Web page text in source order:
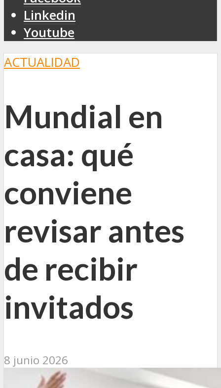
Linkedin
Youtube
ACTUALIDAD
Mundial en
casa: qué
conviene
revisar antes
de recibir
invitados
8 junio 2026